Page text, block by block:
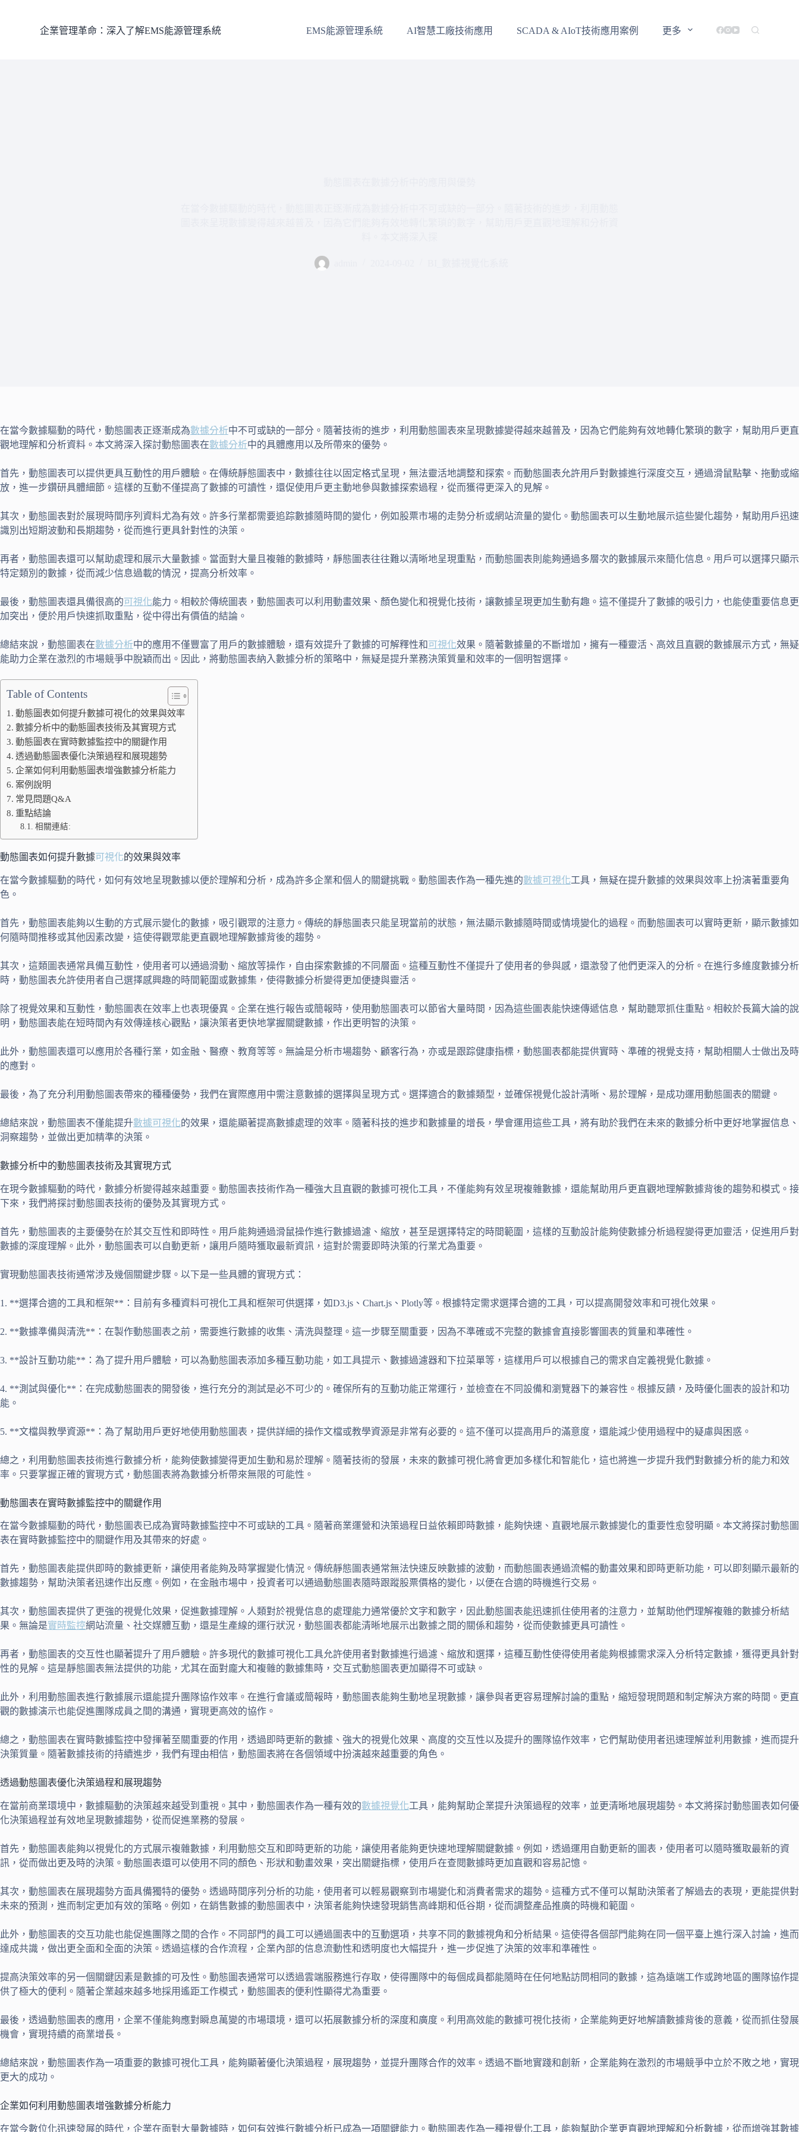
企業管理革命：深入了解EMS能源管理系統 EMS能源管理系統 AI智慧工廠技術應用 SCADA & AIoT技術應用案例 更多
在當今數據驅動的時代，動態圖表正逐漸成為數據分析中不可或缺的一部分。隨著技術的進步，利用動態圖表來呈現數據變得越來越普及，因為它們能夠有效地轉化繁瑣的數字，幫助用戶更直
觀地理解和分析資料。本文將深入探討動態圖表在數據分析中的具體應用以及所帶來的優勢。
首先，動態圖表可以提供更具互動性的用戶體驗。在傳統靜態圖表中，數據往往以固定格式呈現，無法靈活地調整和探索。而動態圖表允許用戶對數據進行深度交互，通過滑鼠點擊、拖動或縮
放，進一步鑽研具體細節。這樣的互動不僅提高了數據的可讀性，還促使用戶更主動地參與數據探索過程，從而獲得更深入的見解。
其次，動態圖表對於展現時間序列資料尤為有效。許多行業都需要追踪數據隨時間的變化，例如股票市場的走勢分析或網站流量的變化。動態圖表可以生動地展示這些變化趨勢，幫助用戶迅速
識別出短期波動和長期趨勢，從而進行更具針對性的決策。
再者，動態圖表還可以幫助處理和展示大量數據。當面對大量且複雜的數據時，靜態圖表往往難以清晰地呈現重點，而動態圖表則能夠通過多層次的數據展示來簡化信息。用戶可以選擇只顯示
特定類別的數據，從而減少信息過載的情況，提高分析效率。
最後，動態圖表還具備很高的可視化能力。相較於傳統圖表，動態圖表可以利用動畫效果、顏色變化和視覺化技術，讓數據呈現更加生動有趣。這不僅提升了數據的吸引力，也能使重要信息更
加突出，便於用戶快速抓取重點，從中得出有價值的結論。
總結來說，動態圖表在數據分析中的應用不僅豐富了用戶的數據體驗，還有效提升了數據的可解釋性和可視化效果。隨著數據量的不斷增加，擁有一種靈活、高效且直觀的數據展示方式，無疑
能助力企業在激烈的市場競爭中脫穎而出。因此，將動態圖表納入數據分析的策略中，無疑是提升業務決策質量和效率的一個明智選擇。
Table of Contents
動態圖表如何提升數據可視化的效果與效率
數據分析中的動態圖表技術及其實現方式
動態圖表在實時數據監控中的關鍵作用
透過動態圖表優化決策過程和展現趨勢
企業如何利用動態圖表增強數據分析能力
案例說明
常見問題Q&A
重點結論
相關連結:
動態圖表如何提升數據可視化的效果與效率
在當今數據驅動的時代，如何有效地呈現數據以便於理解和分析，成為許多企業和個人的關鍵挑戰。動態圖表作為一種先進的數據可視化工具，無疑在提升數據的效果與效率上扮演著重要角
色。
首先，動態圖表能夠以生動的方式展示變化的數據，吸引觀眾的注意力。傳統的靜態圖表只能呈現當前的狀態，無法顯示數據隨時間或情境變化的過程。而動態圖表可以實時更新，顯示數據如
何隨時間推移或其他因素改變，這使得觀眾能更直觀地理解數據背後的趨勢。
其次，這類圖表通常具備互動性，使用者可以通過滑動、縮放等操作，自由探索數據的不同層面。這種互動性不僅提升了使用者的參與感，還激發了他們更深入的分析。在進行多維度數據分析
時，動態圖表允許使用者自己選擇感興趣的時間範圍或數據集，使得數據分析變得更加便捷與靈活。
除了視覺效果和互動性，動態圖表在效率上也表現優異。企業在進行報告或簡報時，使用動態圖表可以節省大量時間，因為這些圖表能快速傳遞信息，幫助聽眾抓住重點。相較於長篇大論的說
明，動態圖表能在短時間內有效傳達核心觀點，讓決策者更快地掌握關鍵數據，作出更明智的決策。
此外，動態圖表還可以應用於各種行業，如金融、醫療、教育等等。無論是分析市場趨勢、顧客行為，亦或是跟踪健康指標，動態圖表都能提供實時、準確的視覺支持，幫助相關人士做出及時
的應對。
最後，為了充分利用動態圖表帶來的種種優勢，我們在實際應用中需注意數據的選擇與呈現方式。選擇適合的數據類型，並確保視覺化設計清晰、易於理解，是成功運用動態圖表的關鍵。
總結來說，動態圖表不僅能提升數據可視化的效果，還能顯著提高數據處理的效率。隨著科技的進步和數據量的增長，學會運用這些工具，將有助於我們在未來的數據分析中更好地掌握信息、
洞察趨勢，並做出更加精準的決策。
數據分析中的動態圖表技術及其實現方式
在現今數據驅動的時代，數據分析變得越來越重要。動態圖表技術作為一種強大且直觀的數據可視化工具，不僅能夠有效呈現複雜數據，還能幫助用戶更直觀地理解數據背後的趨勢和模式。接
下來，我們將探討動態圖表技術的優勢及其實現方式。
首先，動態圖表的主要優勢在於其交互性和即時性。用戶能夠通過滑鼠操作進行數據過濾、縮放，甚至是選擇特定的時間範圍，這樣的互動設計能夠使數據分析過程變得更加靈活，促進用戶對
數據的深度理解。此外，動態圖表可以自動更新，讓用戶隨時獲取最新資訊，這對於需要即時決策的行業尤為重要。
實現動態圖表技術通常涉及幾個關鍵步驟。以下是一些具體的實現方式：
1. **選擇合適的工具和框架**：目前有多種資料可視化工具和框架可供選擇，如D3.js、Chart.js、Plotly等。根據特定需求選擇合適的工具，可以提高開發效率和可視化效果。
2. **數據準備與清洗**：在製作動態圖表之前，需要進行數據的收集、清洗與整理。這一步驟至關重要，因為不準確或不完整的數據會直接影響圖表的質量和準確性。
3. **設計互動功能**：為了提升用戶體驗，可以為動態圖表添加多種互動功能，如工具提示、數據過濾器和下拉菜單等，這樣用戶可以根據自己的需求自定義視覺化數據。
4. **測試與優化**：在完成動態圖表的開發後，進行充分的測試是必不可少的。確保所有的互動功能正常運行，並檢查在不同設備和瀏覽器下的兼容性。根據反饋，及時優化圖表的設計和功
能。
5. **文檔與教學資源**：為了幫助用戶更好地使用動態圖表，提供詳細的操作文檔或教學資源是非常有必要的。這不僅可以提高用戶的滿意度，還能減少使用過程中的疑慮與困惑。
總之，利用動態圖表技術進行數據分析，能夠使數據變得更加生動和易於理解。隨著技術的發展，未來的數據可視化將會更加多樣化和智能化，這也將進一步提升我們對數據分析的能力和效
率。只要掌握正確的實現方式，動態圖表將為數據分析帶來無限的可能性。
動態圖表在實時數據監控中的關鍵作用
在當今數據驅動的時代，動態圖表已成為實時數據監控中不可或缺的工具。隨著商業運營和決策過程日益依賴即時數據，能夠快速、直觀地展示數據變化的重要性愈發明顯。本文將探討動態圖
表在實時數據監控中的關鍵作用及其帶來的好處。
首先，動態圖表能提供即時的數據更新，讓使用者能夠及時掌握變化情況。傳統靜態圖表通常無法快速反映數據的波動，而動態圖表通過流暢的動畫效果和即時更新功能，可以即刻顯示最新的
數據趨勢，幫助決策者迅速作出反應。例如，在金融市場中，投資者可以通過動態圖表隨時跟蹤股票價格的變化，以便在合適的時機進行交易。
其次，動態圖表提供了更強的視覺化效果，促進數據理解。人類對於視覺信息的處理能力通常優於文字和數字，因此動態圖表能迅速抓住使用者的注意力，並幫助他們理解複雜的數據分析結
果。無論是實時監控網站流量、社交媒體互動，還是生產線的運行狀況，動態圖表都能清晰地展示出數據之間的關係和趨勢，從而使數據更具可讀性。
再者，動態圖表的交互性也顯著提升了用戶體驗。許多現代的數據可視化工具允許使用者對數據進行過濾、縮放和選擇，這種互動性使得使用者能夠根據需求深入分析特定數據，獲得更具針對
性的見解。這是靜態圖表無法提供的功能，尤其在面對龐大和複雜的數據集時，交互式動態圖表更加顯得不可或缺。
此外，利用動態圖表進行數據展示還能提升團隊協作效率。在進行會議或簡報時，動態圖表能夠生動地呈現數據，讓參與者更容易理解討論的重點，縮短發現問題和制定解決方案的時間。更直
觀的數據演示也能促進團隊成員之間的溝通，實現更高效的協作。
總之，動態圖表在實時數據監控中發揮著至關重要的作用，透過即時更新的數據、強大的視覺化效果、高度的交互性以及提升的團隊協作效率，它們幫助使用者迅速理解並利用數據，進而提升
決策質量。隨著數據技術的持續進步，我們有理由相信，動態圖表將在各個領域中扮演越來越重要的角色。
透過動態圖表優化決策過程和展現趨勢
在當前商業環境中，數據驅動的決策越來越受到重視。其中，動態圖表作為一種有效的數據視覺化工具，能夠幫助企業提升決策過程的效率，並更清晰地展現趨勢。本文將探討動態圖表如何優
化決策過程並有效地呈現數據趨勢，從而促進業務的發展。
首先，動態圖表能夠以視覺化的方式展示複雜數據，利用動態交互和即時更新的功能，讓使用者能夠更快速地理解關鍵數據。例如，透過運用自動更新的圖表，使用者可以隨時獲取最新的資
訊，從而做出更及時的決策。動態圖表還可以使用不同的顏色、形狀和動畫效果，突出關鍵指標，使用戶在查閱數據時更加直觀和容易記憶。
其次，動態圖表在展現趨勢方面具備獨特的優勢。透過時間序列分析的功能，使用者可以輕易觀察到市場變化和消費者需求的趨勢。這種方式不僅可以幫助決策者了解過去的表現，更能提供對
未來的預測，進而制定更加有效的策略。例如，在銷售數據的動態圖表中，決策者能夠快速發現銷售高峰期和低谷期，從而調整產品推廣的時機和範圍。
此外，動態圖表的交互功能也能促進團隊之間的合作。不同部門的員工可以通過圖表中的互動選項，共享不同的數據視角和分析結果。這使得各個部門能夠在同一個平臺上進行深入討論，進而
達成共識，做出更全面和全面的決策。透過這樣的合作流程，企業內部的信息流動性和透明度也大幅提升，進一步促進了決策的效率和準確性。
提高決策效率的另一個關鍵因素是數據的可及性。動態圖表通常可以透過雲端服務進行存取，使得團隊中的每個成員都能隨時在任何地點訪問相同的數據，這為遠端工作或跨地區的團隊協作提
供了極大的便利。隨著企業越來越多地採用遙距工作模式，動態圖表的便利性顯得尤為重要。
最後，透過動態圖表的應用，企業不僅能夠應對瞬息萬變的市場環境，還可以拓展數據分析的深度和廣度。利用高效能的數據可視化技術，企業能夠更好地解讀數據背後的意義，從而抓住發展
機會，實現持續的商業增長。
總結來說，動態圖表作為一項重要的數據可視化工具，能夠顯著優化決策過程，展現趨勢，並提升團隊合作的效率。透過不斷地實踐和創新，企業能夠在激烈的市場競爭中立於不敗之地，實現
更大的成功。
企業如何利用動態圖表增強數據分析能力
在當今數位化迅速發展的時代，企業在面對大量數據時，如何有效進行數據分析已成為一項關鍵能力。動態圖表作為一種視覺化工具，能夠幫助企業更直觀地理解和分析數據，從而增強其數據